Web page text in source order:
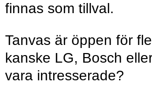
finnas som tillval.
Tanvas är öppen för
kanske LG, Bosch
vara intresserade?